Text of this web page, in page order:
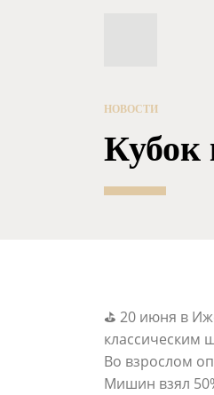
НОВОСТИ
Кубок
⛳ 20 июня в
классическим
Во взрослом
Мишин взял